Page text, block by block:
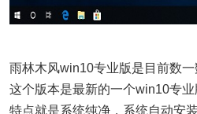
雨林木风win10专业版是目前数
这个版本是最新的一个win10专
特点就是系统纯净，系统自动安